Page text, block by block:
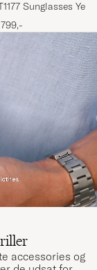
Sunglasses
accessories og